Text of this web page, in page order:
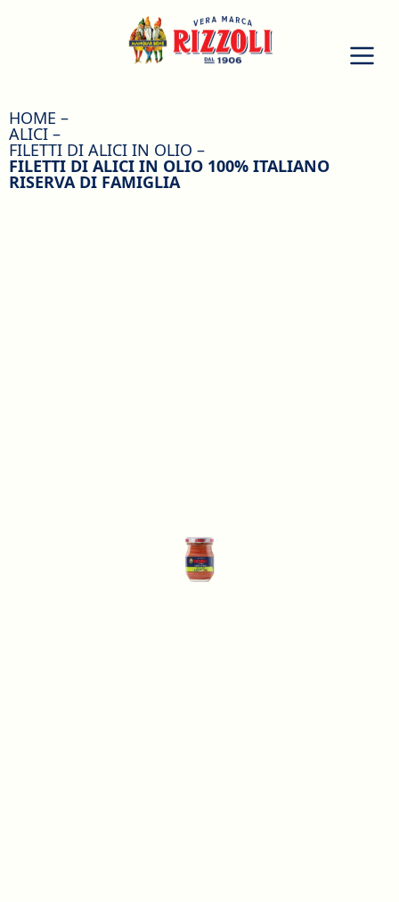
HOME
ALICI
FILETTI DI ALICI IN OLIO
FILETTI DI ALICI IN OLIO 100% ITALIANO
RISERVA DI FAMIGLIA